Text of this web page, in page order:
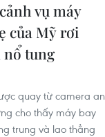
vụ máy
của Mỹ rơi
nổ tung
quay từ camera an
cho thấy máy bay
trung và lao thẳng